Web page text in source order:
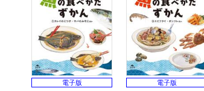
電子版 電子版